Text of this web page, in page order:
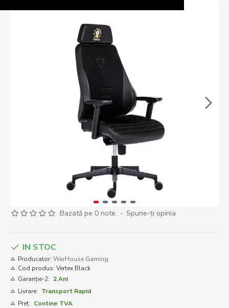
Bazată pe 0 note. - Spune-ţi opinia
IN STOC
Producator: WarHouse Gaming
Cod produs: Vertex Black
Garanție-2: 2 Ani
Livrare: Transport Rapid
Pret: Contine TVA